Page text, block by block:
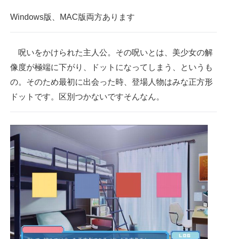
好きが集まる 比べて選べる
ビジネスと働き方のヒント
AI活用のいまが分かる
企業ITのトレンドを詳説
経営リーダーのコミュニティ
企業向けIT製品の総合サイト
IT製品の技術・比較・事例
製造業のIT導入・活用を支援
モノづくり技術者専門サイト
Windows版、MAC版両方あります
呪いをかけられた主人公。その呪いとは、美少女の解
像度が極端に下がり、ドットになってしまう、というも
の。そのため最初に出会った時、登場人物はみな正方形
ドットです。区別つかないですそんなん。